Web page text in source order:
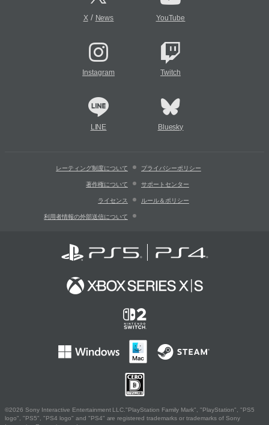
X/ News YouTube
Instagram Twitch
LINE Bluesky
レーティング制度について プライバシーポリシー
著作権について サポートセンター
ライセンス ルール＆ポリシー
利用者情報の外部送信について
©2026 Sony Interactive Entertainment LLC."PlayStation Family Mark", "PlayStation", "PS5
logo", "PS5", "PS4 logo" and "PS4" are registered trademarks or trademarks of Sony